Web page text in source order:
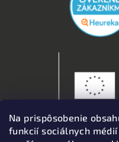
Na prispôsobenie
funkcií sociálnych